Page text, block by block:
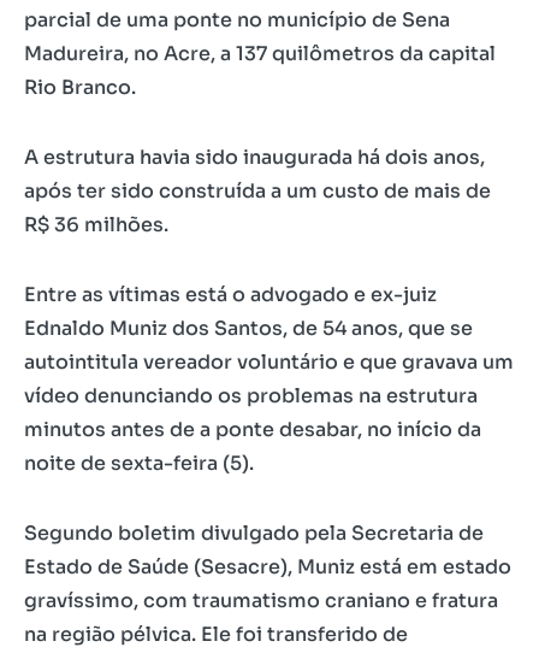
parcial de uma ponte no município de Sena
Madureira, no Acre, a 137 quilômetros da capital
Rio Branco.
A estrutura havia sido inaugurada há dois anos,
após ter sido construída a um custo de mais de
R$ 36 milhões.
Entre as vítimas está o advogado e ex-juiz
Ednaldo Muniz dos Santos, de 54 anos, que se
autointitula vereador voluntário e que gravava um
vídeo denunciando os problemas na estrutura
minutos antes de a ponte desabar, no início da
noite de sexta-feira (5).
Segundo boletim divulgado pela Secretaria de
Estado de Saúde (Sesacre), Muniz está em estado
gravíssimo, com traumatismo craniano e fratura
na região pélvica. Ele foi transferido de